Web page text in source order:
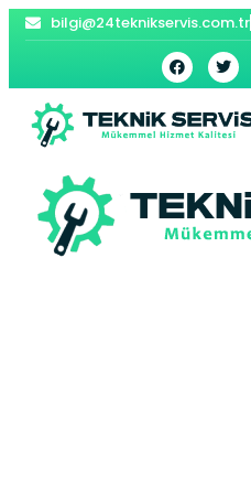
bilgi@24teknikservis.com.tr